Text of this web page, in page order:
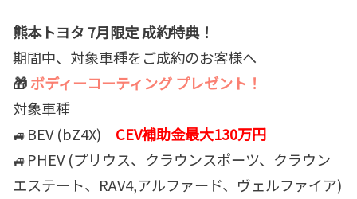
熊本トヨタ 7月限定 成約特典！
期間中、対象車種をご成約のお客様へ
🎁ボディーコーティング プレゼント！
対象車種
🚙BEV (bZ4X) CEV補助金最大130万円
🚙PHEV (プリウス、クラウンスポーツ、クラウン
エステート、RAV4,アルファード、ヴェルファイア)